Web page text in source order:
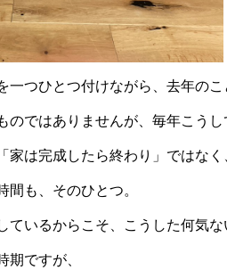
一つひとつ付けながら、去年の
のではありませんが、毎年こう
家は完成したら終わり」ではなく
間も、そのひとつ。
ているからこそ、こうした何気
期ですが、